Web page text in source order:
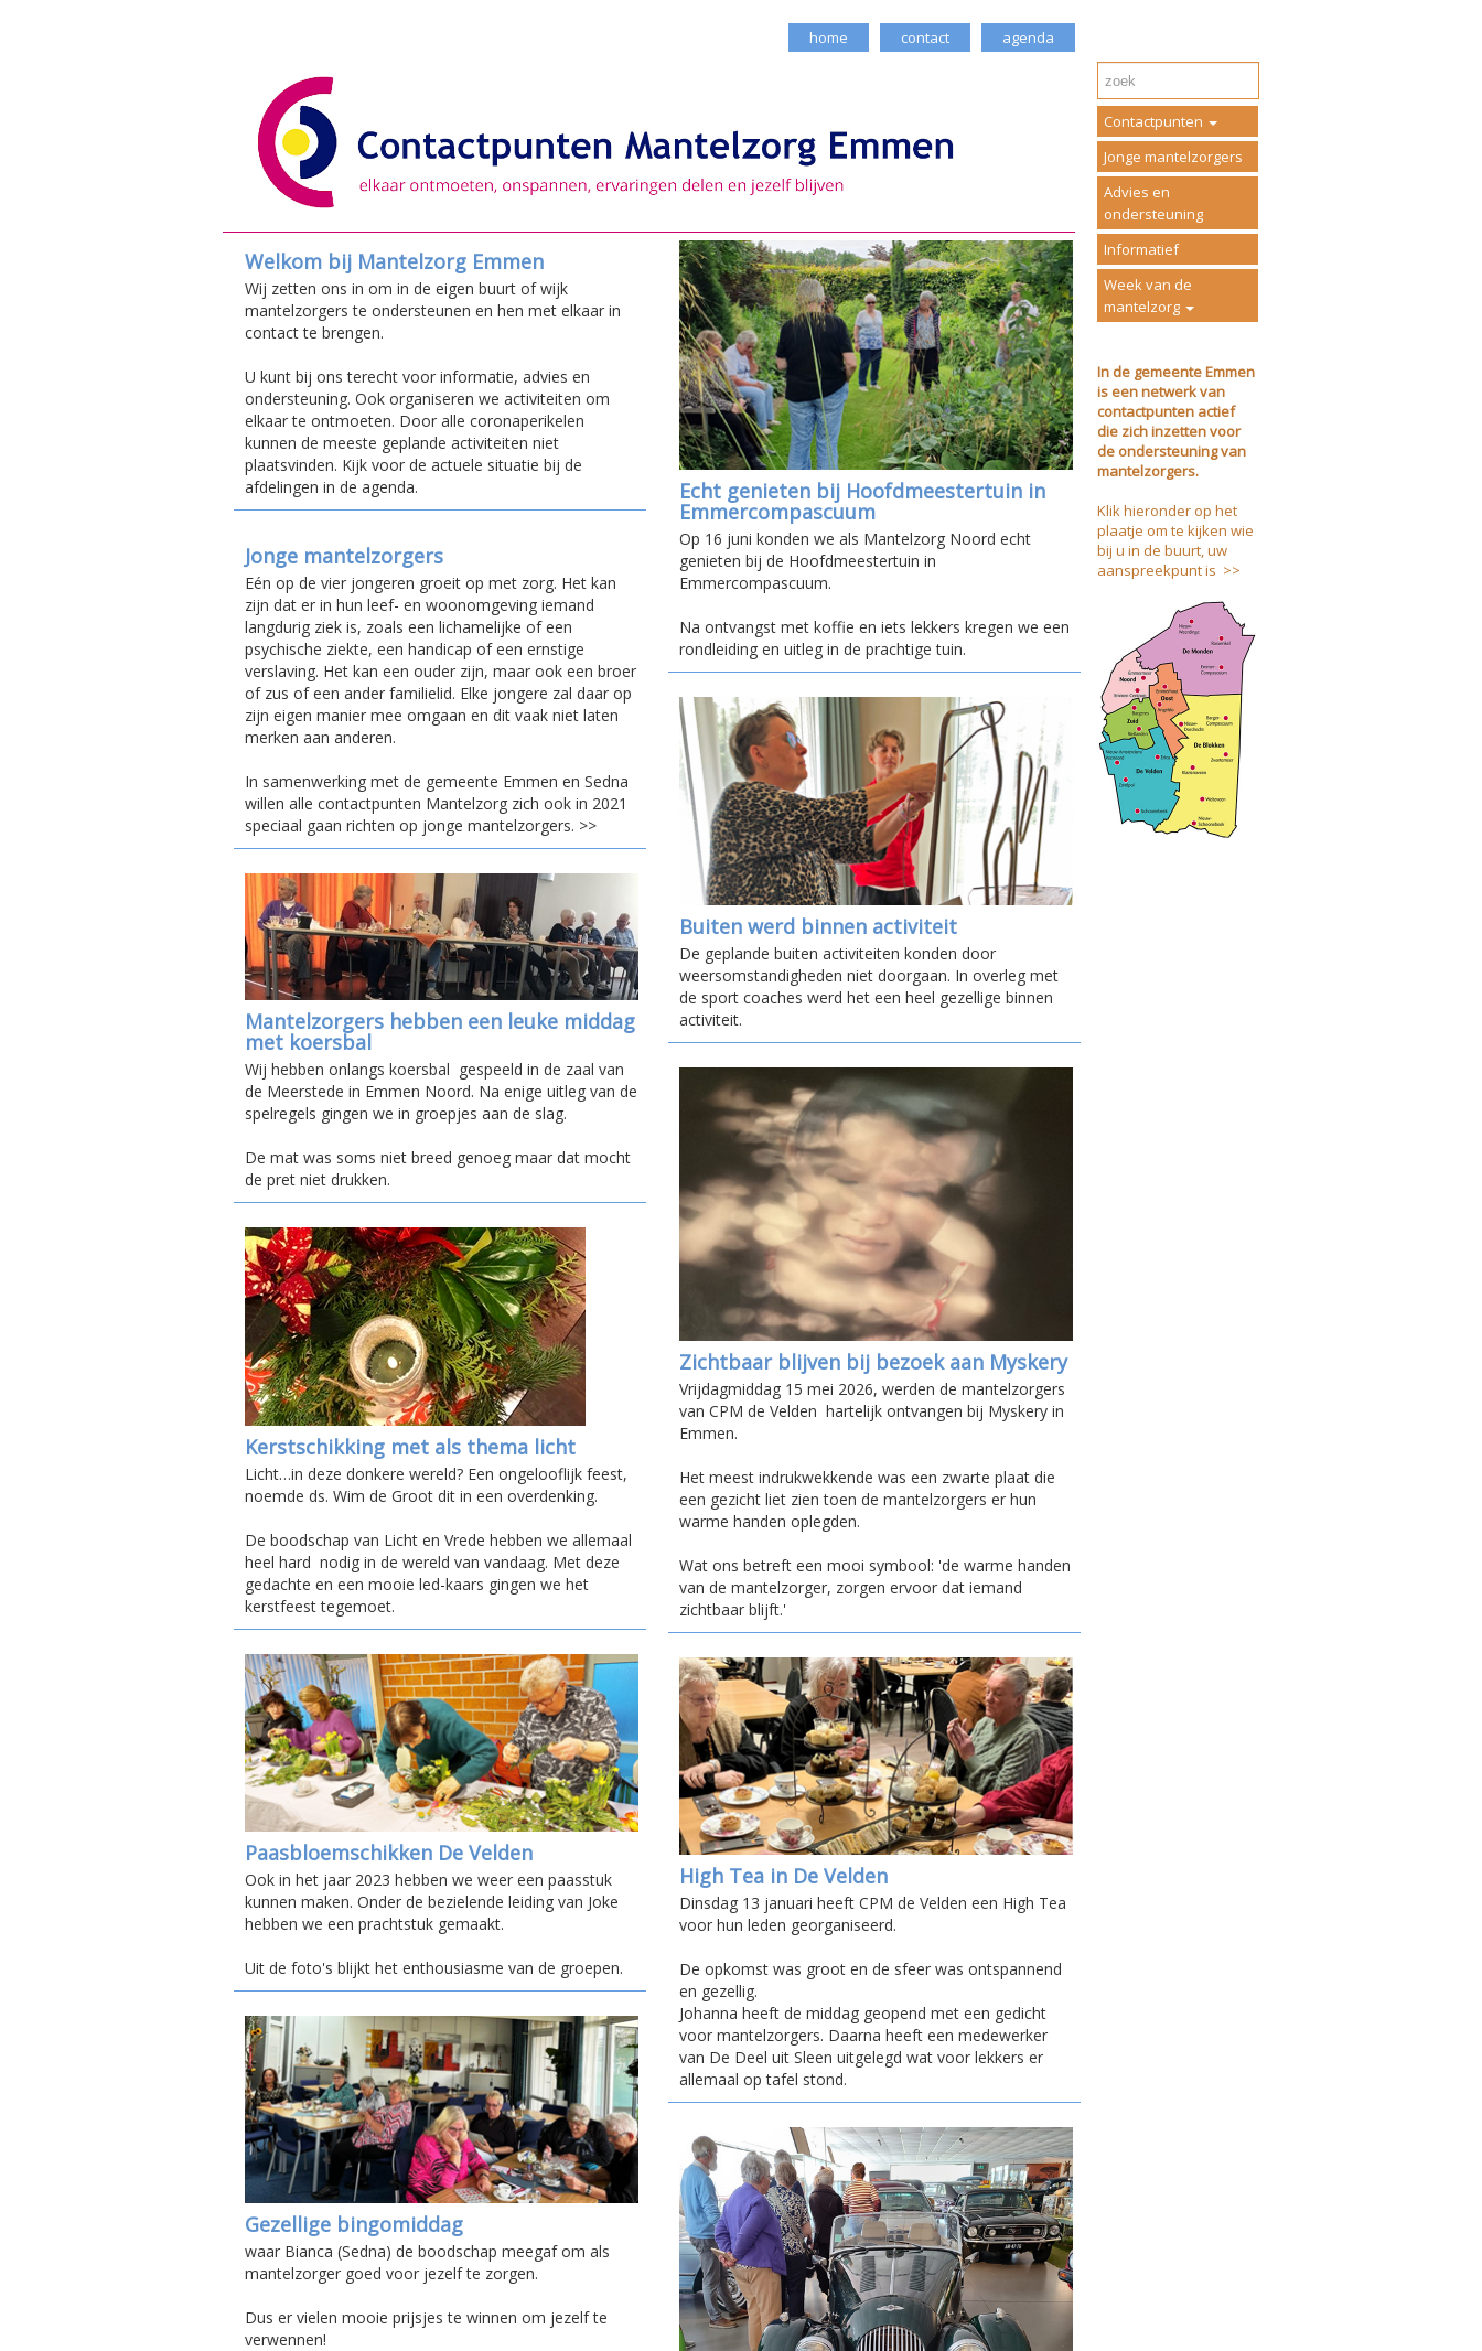
home contact agenda
Welkom bij Mantelzorg Emmen
Wij zetten ons in om in de eigen buurt of wijk
mantelzorgers te ondersteunen en hen met elkaar in
contact te brengen.
U kunt bij ons terecht voor informatie, advies en
ondersteuning. Ook organiseren we activiteiten om
elkaar te ontmoeten. Door alle coronaperikelen
kunnen de meeste geplande activiteiten niet
plaatsvinden. Kijk voor de actuele situatie bij de
afdelingen in de agenda.
Jonge mantelzorgers
Eén op de vier jongeren groeit op met zorg. Het kan
zijn dat er in hun leef- en woonomgeving iemand
langdurig ziek is, zoals een lichamelijke of een
psychische ziekte, een handicap of een ernstige
verslaving. Het kan een ouder zijn, maar ook een broer
of zus of een ander familielid. Elke jongere zal daar op
zijn eigen manier mee omgaan en dit vaak niet laten
merken aan anderen.
In samenwerking met de gemeente Emmen en Sedna
willen alle contactpunten Mantelzorg zich ook in 2021
speciaal gaan richten op jonge mantelzorgers. >>
Mantelzorgers hebben een leuke middag
met koersbal
Wij hebben onlangs koersbal gespeeld in de zaal van
de Meerstede in Emmen Noord. Na enige uitleg van de
spelregels gingen we in groepjes aan de slag.
De mat was soms niet breed genoeg maar dat mocht
de pret niet drukken.
Kerstschikking met als thema licht
Licht…in deze donkere wereld? Een ongelooflijk feest,
noemde ds. Wim de Groot dit in een overdenking.
De boodschap van Licht en Vrede hebben we allemaal
heel hard nodig in de wereld van vandaag. Met deze
gedachte en een mooie led-kaars gingen we het
kerstfeest tegemoet.
Paasbloemschikken De Velden
Ook in het jaar 2023 hebben we weer een paasstuk
kunnen maken. Onder de bezielende leiding van Joke
hebben we een prachtstuk gemaakt.
Uit de foto's blijkt het enthousiasme van de groepen.
Gezellige bingomiddag
waar Bianca (Sedna) de boodschap meegaf om als
mantelzorger goed voor jezelf te zorgen.
Dus er vielen mooie prijsjes te winnen om jezelf te
verwennen!
Echt genieten bij Hoofdmeestertuin in
Emmercompascuum
Op 16 juni konden we als Mantelzorg Noord echt
genieten bij de Hoofdmeestertuin in
Emmercompascuum.
Na ontvangst met koffie en iets lekkers kregen we een
rondleiding en uitleg in de prachtige tuin.
Buiten werd binnen activiteit
De geplande buiten activiteiten konden door
weersomstandigheden niet doorgaan. In overleg met
de sport coaches werd het een heel gezellige binnen
activiteit.
Zichtbaar blijven bij bezoek aan Myskery
Vrijdagmiddag 15 mei 2026, werden de mantelzorgers
van CPM de Velden hartelijk ontvangen bij Myskery in
Emmen.
Het meest indrukwekkende was een zwarte plaat die
een gezicht liet zien toen de mantelzorgers er hun
warme handen oplegden.
Wat ons betreft een mooi symbool: 'de warme handen
van de mantelzorger, zorgen ervoor dat iemand
zichtbaar blijft.'
High Tea in De Velden
Dinsdag 13 januari heeft CPM de Velden een High Tea
voor hun leden georganiseerd.
De opkomst was groot en de sfeer was ontspannend
en gezellig.
Johanna heeft de middag geopend met een gedicht
voor mantelzorgers. Daarna heeft een medewerker
van De Deel uit Sleen uitgelegd wat voor lekkers er
allemaal op tafel stond.
Contactpunten
Jonge mantelzorgers
Advies en
ondersteuning
Informatief
Week van de
mantelzorg
In de gemeente Emmen
is een netwerk van
contactpunten actief
die zich inzetten voor
de ondersteuning van
mantelzorgers.
Klik hieronder op het
plaatje om te kijken wie
bij u in de buurt, uw
aanspreekpunt is >>